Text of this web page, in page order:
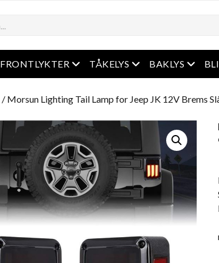
FRONTLYKTER Åpen meny
TÅKELYS Åpen meny
BAKLYS Åpen
/ Morsun Lighting Tail Lamp for Jeep JK 12V Brems